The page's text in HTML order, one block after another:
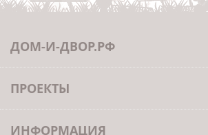
ДОМ-И-ДВОР.РФ
ПРОЕКТЫ
ИНФОРМАЦИЯ